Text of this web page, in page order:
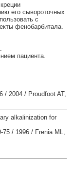
его сывороточных
с
фенобарбитала.
пациента.
/ 2004 / Proudfoot AT,
alkalinization for
/ 1996 / Frenia ML,